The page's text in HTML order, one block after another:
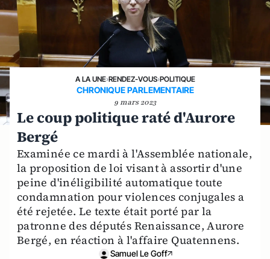
A LA UNE›RENDEZ-VOUS›POLITIQUE
CHRONIQUE PARLEMENTAIRE
9 mars 2023
Le coup politique raté d'Aurore
Bergé
Examinée ce mardi à l'Assemblée nationale,
la proposition de loi visant à assortir d'une
peine d'inéligibilité automatique toute
condamnation pour violences conjugales a
été rejetée. Le texte était porté par la
patronne des députés Renaissance, Aurore
Bergé, en réaction à l'affaire Quatennens.
Samuel Le Goff